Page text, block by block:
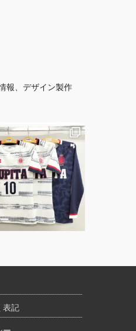
報、デザイン製作
表記